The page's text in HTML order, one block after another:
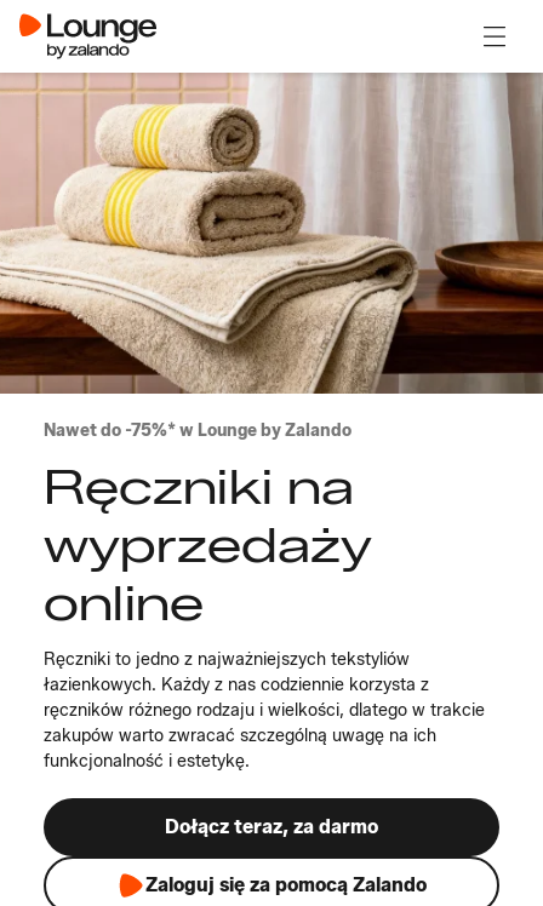
Nawet do -75%* w Lounge by Zalando
Ręczniki na
wyprzedaży
online
Ręczniki to jedno z najważniejszych tekstyliów
łazienkowych. Każdy z nas codziennie korzysta z
ręczników różnego rodzaju i wielkości, dlatego w trakcie
zakupów warto zwracać szczególną uwagę na ich
funkcjonalność i estetykę.
Dołącz teraz, za darmo
Zaloguj się za pomocą Zalando